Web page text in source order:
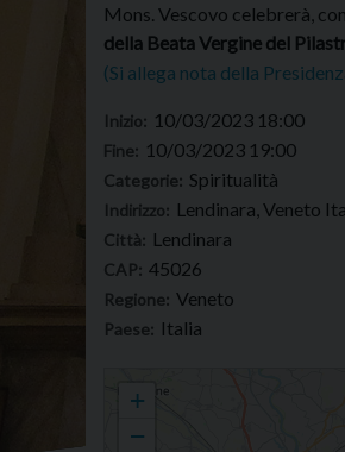
Mons. Vescovo celebrerà,
della Beata Vergine del
(Si allega nota della
Inizio: 10/03/2023 18:00
Fine: 10/03/2023 19:00
Categorie: Spiritualità
Indirizzo: Lendinara, Veneto
Città: Lendinara
CAP: 45026
Regione: Veneto
Paese: Italia
+
−